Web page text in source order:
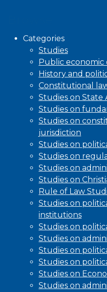
Categories
Studies
Public economic
History and
Constitutional
Studies on State
Studies on
Studies on
jurisdiction
Studies on
Studies on
Studies on
Studies on
Rule of Law
Studies on
institutions
Studies on
Studies on
Studies on
Studies on
Studies on
Studies on